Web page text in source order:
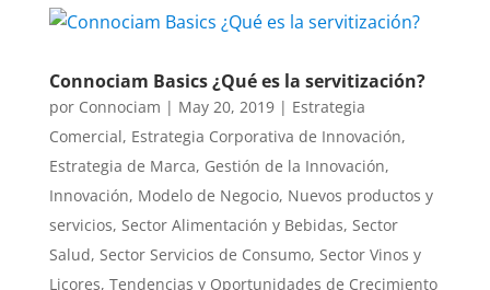
Connociam Basics ¿Qué es la servitización?
por Connociam | May 20, 2019| Estrategia
Comercial, Estrategia Corporativa de Innovación,
Estrategia de Marca, Gestión de la Innovación,
Innovación, Modelo de Negocio, Nuevos productos y
servicios, Sector Alimentación y Bebidas, Sector
Salud, Sector Servicios de Consumo, Sector Vinos y
Licores, Tendencias y Oportunidades de Crecimiento